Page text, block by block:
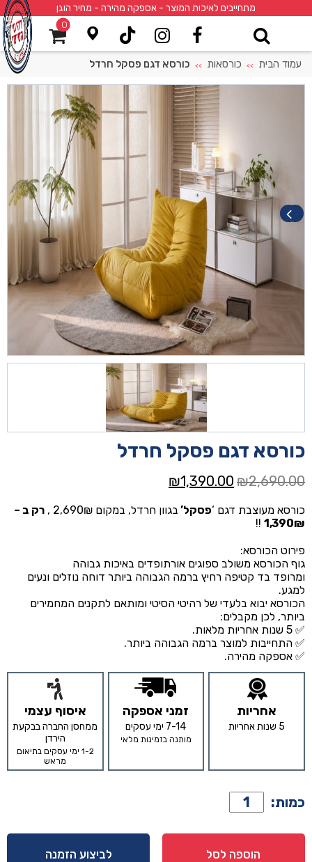
מתחייבים לאיכות המוצר - אספקה מהירה - מחיר הוגן
0
עמוד הבית >> כורסאות >> כורסא דגם פסקל חרדל
כורסא דגם פסקל חרדל
₪2,690.00
המחיר
היה:
₪1,390.00
הוא:
כורסא מעוצבת דגם ‘פסקל’ בגוון חרדל, במקום 2,690₪ ,
רק ב –
1,390₪
!!
פירוט הכורסא:
גוף הכורסא משולב ספוגים אורתופדים באיכות גבוהה
ומרופד בד קטיפה רחיץ ברמה הגבוהה ביותר דוחה נוזלים ונעים
למגע.
הכורסא יבוא בלעדי של רהיטי הסיטי ומותאם לתקנים המחמירים
ביותר, לכן מקבלים:
✅ 5 שנות אחריות מלאות.
✅ התחייבות למוצר ברמה הגבוהה ביותר.
✅ אספקה מהירה.
אחריות
5 שנות אחריות
זמני אספקה
7-14 ימי עסקים
מותנה בזמינות מלאי
איסוף עצמי
ממחסן החברה בבקעת
הירדן
1-2 ימי עסקים בתיאום
מראש
כמות: כמות
של
כורסא
דגם
הוספה לסל לביצוע הזמנה